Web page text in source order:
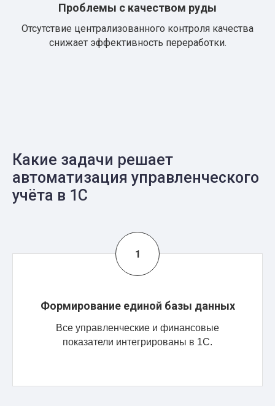
Проблемы с качеством руды
Отсутствие централизованного контроля качества
снижает эффективность переработки.
Какие задачи решает
автоматизация управленческого
учёта в 1С
Формирование единой базы данных
Все управленческие и финансовые
показатели интегрированы в 1С.